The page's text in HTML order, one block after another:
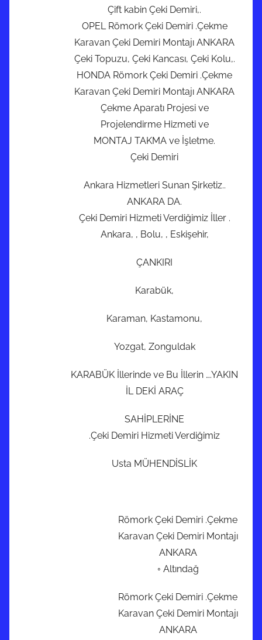
Çift kabin Çeki Demiri,.
OPEL Römork Çeki Demiri .Çekme
Karavan Çeki Demiri Montajı ANKARA
Çeki Topuzu, Çeki Kancası, Çeki Kolu,.
HONDA Römork Çeki Demiri .Çekme
Karavan Çeki Demiri Montajı ANKARA
Çekme Aparatı Projesi ve
Projelendirme Hizmeti ve
MONTAJ TAKMA ve İşletme.
Çeki Demiri
Ankara Hizmetleri Sunan Şirketiz..
ANKARA DA.
Çeki Demiri Hizmeti Verdiğimiz İller .
Ankara, , Bolu, , Eskişehir,
ÇANKIRI
Karabük,
Karaman, Kastamonu,
Yozgat, Zonguldak
KARABÜK İllerinde ve Bu İllerin ….YAKIN
İL DEKİ ARAÇ
SAHİPLERİNE
.Çeki Demiri Hizmeti Verdiğimiz
Usta MÜHENDİSLİK
Römork Çeki Demiri .Çekme
Karavan Çeki Demiri Montajı
ANKARA
◦ Altındağ
Römork Çeki Demiri .Çekme
Karavan Çeki Demiri Montajı
ANKARA